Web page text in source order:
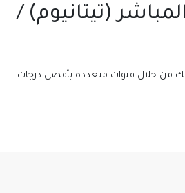
(تيتانيوم) /
من خلال قنوات متعددة بأقصى درجات